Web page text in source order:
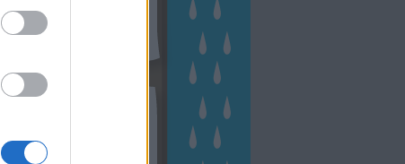
Kertészete
Hírlevél feliratkozás